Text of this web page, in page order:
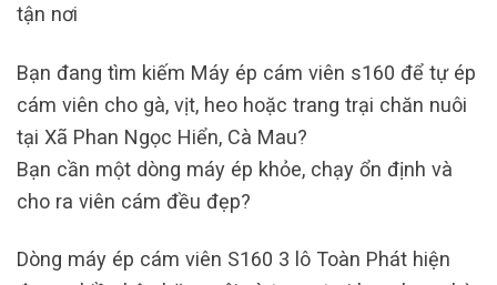
tận nơi
Bạn đang tìm kiếm Máy ép cám viên s160 để tự ép
cám viên cho gà, vịt, heo hoặc trang trại chăn nuôi
tại Xã Phan Ngọc Hiển, Cà Mau?
Bạn cần một dòng máy ép khỏe, chạy ổn định và
cho ra viên cám đều đẹp?
Dòng máy ép cám viên S160 3 lô Toàn Phát hiện